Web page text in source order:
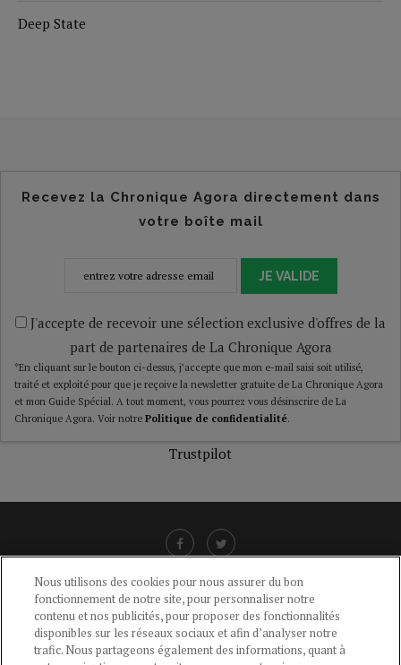
Deep State
Recevez la Chronique Agora directement dans
votre boîte mail
JE VALIDE
J'accepte de recevoir une sélection exclusive d'offres de la
part de partenaires de La Chronique Agora
*En cliquant sur le bouton ci-dessus, j’accepte que mon e-mail saisi soit utilisé,
traité et exploité pour que je reçoive la newsletter gratuite de La Chronique Agora
et mon Guide Spécial. A tout moment, vous pourrez vous désinscrire de La
Chronique Agora. Voir notre Politique de confidentialité.
Trustpilot
CGU-POLITIQUE DE CONFIDENTIALITÉ -POLITIQUE DES COOKIES
MENTIONS LÉGALES -AIDE
Nous utilisons des cookies pour nous assurer du bon
fonctionnement de notre site, pour personnaliser notre
contenu et nos publicités, pour proposer des fonctionnalités
disponibles sur les réseaux sociaux et afin d’analyser notre
trafic. Nous partageons également des informations, quant à